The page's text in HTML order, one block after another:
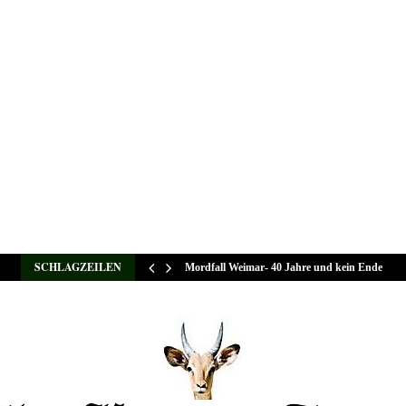
SCHLAGZEILEN Mordfall Weimar- 40 Jahre und kein Ende